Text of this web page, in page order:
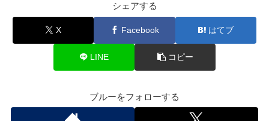
シェアする
X Facebook はてブ
LINE コピー
ブルーをフォローする